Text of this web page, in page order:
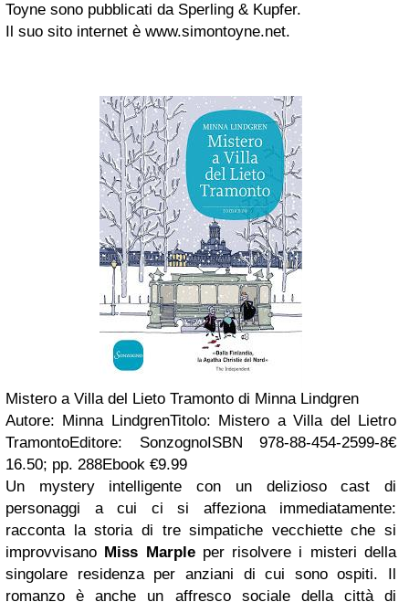
Toyne sono pubblicati da Sperling & Kupfer.
Il suo sito internet è www.simontoyne.net.
Mistero a Villa del Lieto Tramonto di Minna Lindgren
Autore: Minna LindgrenTitolo: Mistero a Villa del Lietro
TramontoEditore: SonzognoISBN 978-88-454-2599-8€
16.50; pp. 288Ebook €9.99
Un mystery intelligente con un delizioso cast di
personaggi a cui ci si affeziona immediatamente:
racconta la storia di tre simpatiche vecchiette che si
improvvisano Miss Marpleper risolvere i misteri della
singolare residenza per anziani di cui sono ospiti. Il
romanzo è anche un affresco sociale della città di